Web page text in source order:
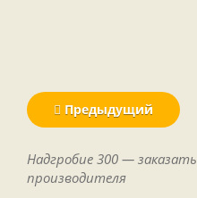
Предыдущий
Надгробие 300 —
производителя